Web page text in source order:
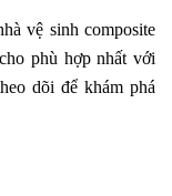
vệ sinh composite
phù hợp nhất với
dõi để khám phá